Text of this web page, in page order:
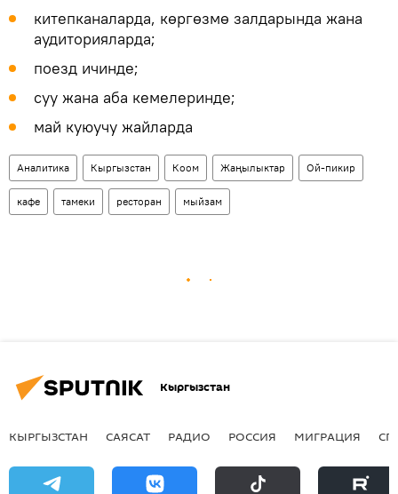
китепканаларда, көргөзмө залдарында жана
аудиторияларда;
поезд ичинде;
суу жана аба кемелеринде;
май куюучу жайларда
Аналитика Кыргызстан Коом Жаңылыктар Ой-пикир
кафе тамеки ресторан мыйзам
Кыргызстан
КЫРГЫЗСТАН САЯСАТ РАДИО РОССИЯ МИГРАЦИЯ